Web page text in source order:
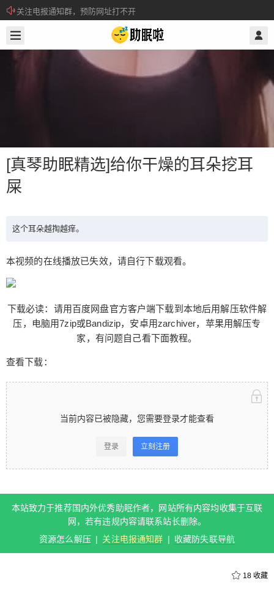
关注电报通知群，预防网址打不开
所有注册用户记得每日来签到领取积分。
[真琴助眠精选]给你干燥的耳朵挖耳
屎
这个耳朵越掏越痒。
本视频的在线播放已失效，请自行下载观看。
下载必读：请用百度网盘官方客户端下载到本地后用解压软件解
压，电脑用7zip或Bandizip，安卓用zarchiver，苹果用解压专
家，有问题自己看下面教程。
查看下载：
当前内容已被隐藏，您需要登录才能查看
登录 立刻注册
本站致力于推荐国内外优秀助眠作者，网站所有内容均收集于互联
网，若有违规内容请联系站长删除。
资源怎么解压 | 关注电报通知群 | 收藏防失联导航
18 收藏
@ 助眠啦
[真琴助眠精选]给你干燥的耳朵挖耳屎
这个耳朵越掏越痒。